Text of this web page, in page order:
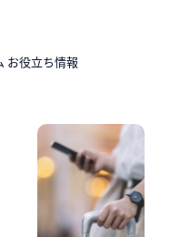
お役立ち情報